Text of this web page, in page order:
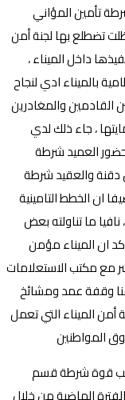
تأمين المؤاني
تضطلع بها لجنة أمن
داخل الميناء ،
بالميناء ادي لنجاح
القادمين والمغادرين
، جاء ذلك لدي
العميد شرطة
دقنة والعقيد شرطة
ان الخطط التامينية
ما تناولته بعض
ان الميناء مؤمن
مع مكتب الاستعلامات
وقفة عمد ومشائخ
أمن الميناء التي تعمل
المواطنين
قوة شرطة قسم